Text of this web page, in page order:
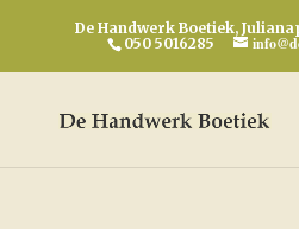
De Handwerk Boetiek,
050 5016285